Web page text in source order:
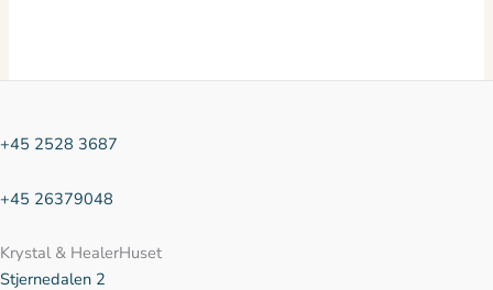
+45 2528 3687
+45 26379048
Krystal & HealerHuset
Stjernedalen 2